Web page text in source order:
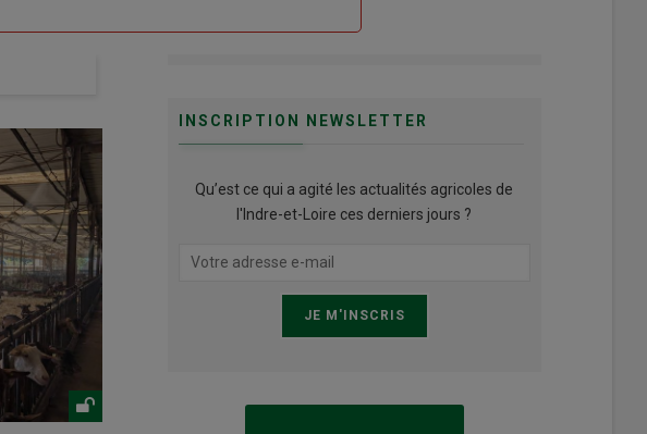
INSCRIPTION NEWSLETTER
Qu’est ce qui a agité les actualités agricoles de
l'Indre-et-Loire ces derniers jours ?